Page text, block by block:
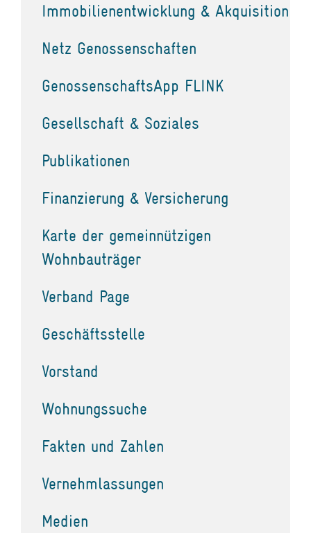
Immobilienentwicklung & Akquisition
Netz Genossenschaften
GenossenschaftsApp FLINK
Gesellschaft & Soziales
Publikationen
Finanzierung & Versicherung
Karte der gemeinnützigen
Wohnbauträger
Verband Page
Geschäftsstelle
Vorstand
Wohnungssuche
Fakten und Zahlen
Vernehmlassungen
Medien